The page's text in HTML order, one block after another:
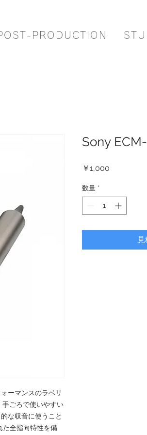
PRODUCTION
ーマンスのラベリ
ごろで使いやすい
な収音に使うこと
た全指向特性を備
Sony
￥1,000
数量 *